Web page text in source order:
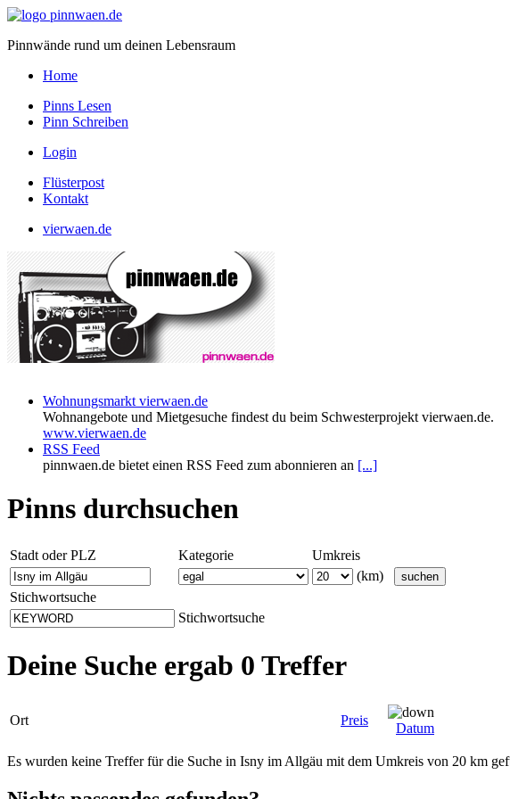
Pinnwände rund um deinen Lebensraum
Home
Pinns Lesen
Pinn Schreiben
Login
Flüsterpost
Kontakt
vierwaen.de
Wohnungsmarkt vierwaen.de
Wohnangebote und Mietgesuche findest du beim Schwesterprojekt vierwaen.de.
www.vierwaen.de
RSS Feed
pinnwaen.de bietet einen RSS Feed zum abonnieren an [...]
Pinns durchsuchen
Stadt oder PLZ Kategorie
Umkreis
(km)
Stichwortsuche
Stichwortsuche
Deine Suche ergab 0 Treffer
Ort Preis
Datum
Es wurden keine Treffer für die Suche in Isny im Allgäu mit dem Umkreis von 20 km